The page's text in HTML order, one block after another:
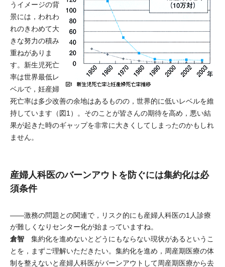
うイメージの背
景には，われわ
れのきわめて大
きな努力の積み
重ねがありま
す。新生児死亡
率は世界最低レ
ベルで，妊産婦
死亡率は多少改善の余地はあるものの，世界的に低いレベルを維
持しています（図1）。そのことが皆さんの期待を高め，悪い結
果が起きた時のギャップを非常に大きくしてしまったのかもしれ
ません。
産婦人科医のバーンアウトを防ぐには集約化は必
須条件
――激務の問題との関連で，リスク的にも産婦人科医の1人診療
が難しくなりセンター化が始まっていますね。
倉智 集約化を進めないとどうにもならない現状があるというこ
とを，まずご理解いただきたい。集約化を進め，周産期医療の体
制を整えないと産婦人科医がバーンアウトして周産期医療から去